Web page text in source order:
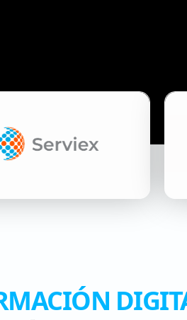
EMPRESARIALES &
DIGITALES